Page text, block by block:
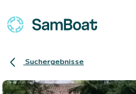
Suchergebnisse